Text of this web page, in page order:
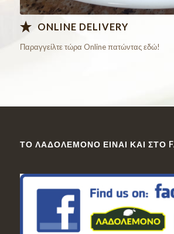
ONLINE DELIVERY
Παραγγείλτε τώρα Online πατώντας εδώ!
ΤΟ ΛΑΔΟΛΈΜΟΝΟ ΕΊΝΑΙ ΚΑΙ ΣΤΟ